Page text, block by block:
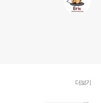
더보기